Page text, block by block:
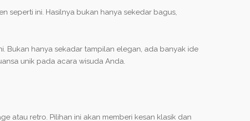
ini. Hasilnya bukan hanya sekedar bagus,
Bukan hanya sekadar tampilan elegan, ada banyak ide
unik pada acara wisuda Anda.
atau retro. Pilihan ini akan memberi kesan klasik dan